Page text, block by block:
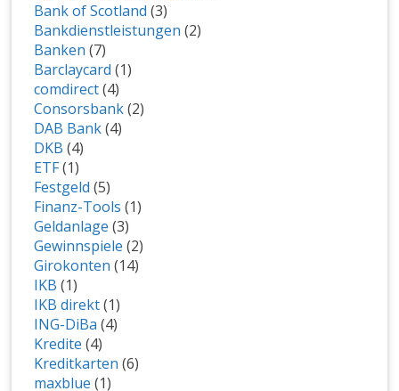
Bank of Scotland (3)
Bankdienstleistungen (2)
Banken (7)
Barclaycard (1)
comdirect(4)
Consorsbank(2)
DAB Bank(4)
DKB (4)
ETF(1)
Festgeld (5)
Finanz-Tools (1)
Geldanlage (3)
Gewinnspiele (2)
Girokonten (14)
IKB (1)
IKB direkt(1)
ING-DiBa (4)
Kredite (4)
Kreditkarten (6)
maxblue (1)